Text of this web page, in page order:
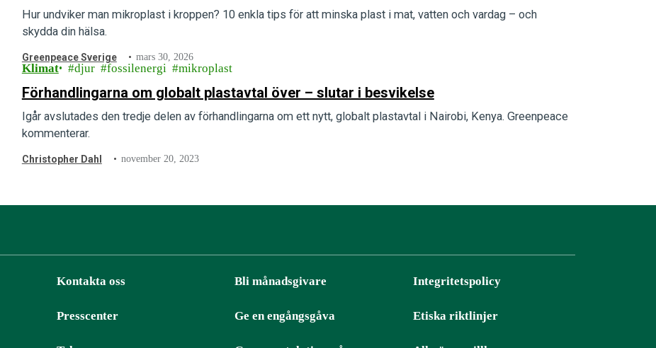
Hur undviker man mikroplast i kroppen? 10 enkla tips för att minska plast i mat, vatten och vardag – och
skydda din hälsa.
Greenpeace Sverige mars 30, 2026
Klimat djur fossilenergi mikroplast
Förhandlingarna om globalt plastavtal över – slutar i besvikelse
Igår avslutades den tredje delen av förhandlingarna om ett nytt, globalt plastavtal i Nairobi, Kenya. Greenpeace
kommenterar.
Christopher Dahl november 20, 2023
Kontakta oss
Presscenter
Bli månadsgivare
Ge en engångsgåva
Integritetspolicy
Etiska riktlinjer